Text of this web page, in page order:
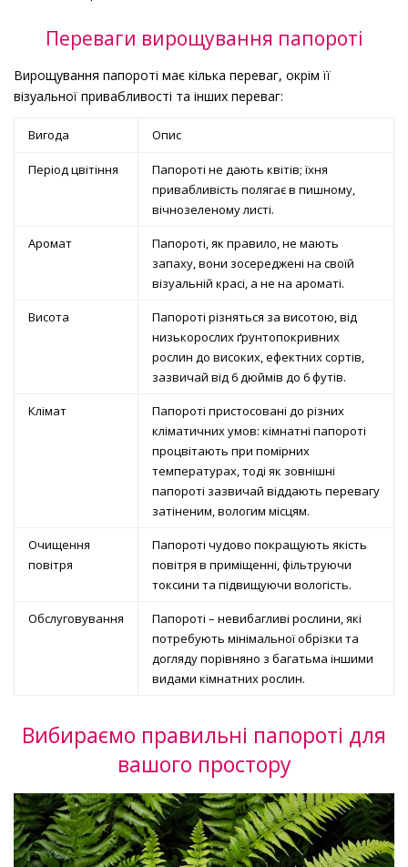
Переваги вирощування папороті
Вирощування папороті має кілька переваг, окрім її
візуальної привабливості та інших переваг:
Вигода Опис
Період цвітіння
Папороті не дають квітів; їхня
привабливість полягає в пишному,
вічнозеленому листі.
Аромат
Папороті, як правило, не мають
запаху, вони зосереджені на своїй
візуальній красі, а не на ароматі.
Висота
Папороті різняться за висотою, від
низькорослих ґрунтопокривних
рослин до високих, ефектних сортів,
зазвичай від 6 дюймів до 6 футів.
Клімат
Папороті пристосовані до різних
кліматичних умов: кімнатні папороті
процвітають при помірних
температурах, тоді як зовнішні
папороті зазвичай віддають перевагу
затіненим, вологим місцям.
Очищення
повітря
Папороті чудово покращують якість
повітря в приміщенні, фільтруючи
токсини та підвищуючи вологість.
Обслуговування
Папороті – невибагливі рослини, які
потребують мінімальної обрізки та
догляду порівняно з багатьма іншими
видами кімнатних рослин.
Вибираємо правильні папороті для
вашого простору